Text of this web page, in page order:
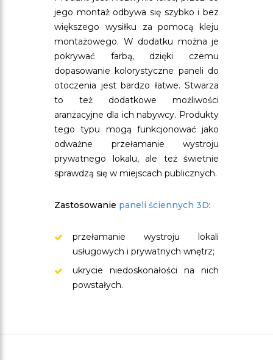
jego montaż odbywa się szybko i bez
większego wysiłku za pomocą kleju
montażowego. W dodatku można je
pokrywać farbą, dzięki czemu
dopasowanie kolorystyczne paneli do
otoczenia jest bardzo łatwe. Stwarza
to też dodatkowe możliwości
aranżacyjne dla ich nabywcy. Produkty
tego typu mogą funkcjonować jako
odważne przełamanie wystroju
prywatnego lokalu, ale też świetnie
sprawdzą się w miejscach publicznych.
Zastosowanie paneli ściennych 3D:
przełamanie wystroju lokali
usługowych i prywatnych wnętrz;
ukrycie niedoskonałości na nich
powstałych.